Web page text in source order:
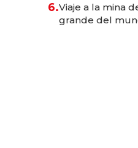
6.Viaje a la mina
grande del